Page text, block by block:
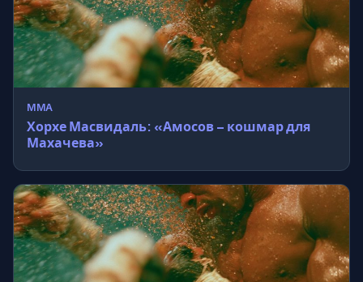
MMA
Хорхе Масвидаль: «Амосов – кошмар для
Махачева»